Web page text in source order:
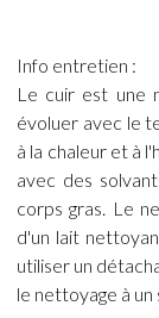
Info entretien :
Le cuir est une
évoluer avec le
à la chaleur et à
avec des
corps gras. Le
d'un lait
utiliser un
le nettoyage à un